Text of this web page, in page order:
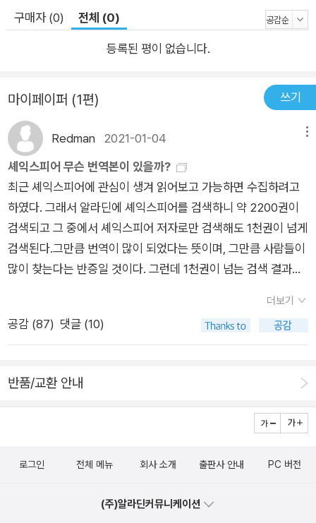
핸드폰에서 코델리아를 안고 나오는 드라마가 일상의 그림이 되는 날
이 눈앞에 오고 있는 듯하다.
구매자 (0) 전체 (0)
등록된 평이 없습니다.
마이페이퍼 (1편) 쓰기
Redman 2021-01-04
셰익스피어 무슨 번역본이 있을까?
최근 셰익스피어에 관심이 생겨 읽어보고 가능하면 수집하려고
하였다. 그래서 알라딘에 셰익스피어를 검색하니 약 2200권이
검색되고 그 중에서 셰익스피어 저자로만 검색해도 1천권이 넘게
검색된다.그만큼 번역이 많이 되었다는 뜻이며, 그만큼 사람들이
많이 찾는다는 반증일 것이다. 그런데 1천권이 넘는 검색 결과는
차만별이라 민음사 같은 메이저 출판사 제외하면 무슨 역본이 있
는지도 잘 못 찾겠다. 그래서 이번 페이퍼에서는 우선 번역자별
래식이다. 펭귄은 무엇보다 표지가 ㅎㅎ 1. 민음사 최종철 민음사
컬렉션으로도 유명한 민음사. 전집도 발간하고 있는데 왜인지 이
5권이 끝이다. 그래도 주요 희극과 비극은 단권으로 번역되어 있
대학교 및 미네소타 대학교에서 문학석사 학위를, 미시건 대학교
로 재직 중이다.' 그가 민음사에서 나오는 셰익스피어 작품을 거
더보기
공감 (87) 댓글 (10)
반품/교환 안내
로그인 전체 메뉴 회사 소개 출판사 안내 PC 버전
(주)알라딘커뮤니케이션